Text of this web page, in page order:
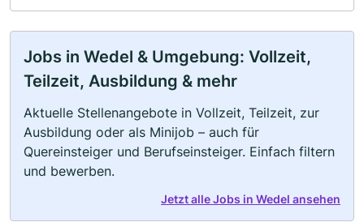
Jobs in Wedel & Umgebung: Vollzeit,
Teilzeit, Ausbildung & mehr
Aktuelle Stellenangebote in Vollzeit, Teilzeit, zur
Ausbildung oder als Minijob – auch für
Quereinsteiger und Berufseinsteiger. Einfach filtern
und bewerben.
Jetzt alle Jobs in Wedel ansehen